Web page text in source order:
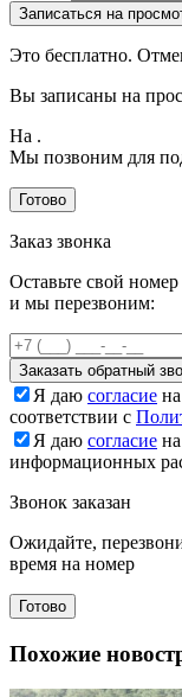
Записаться на
Это бесплатно.
Вы записаны на
На .
Мы позвоним для
Готово
Заказ звонка
Оставьте свой
и мы перезвоним:
Заказать обратный
Я даю согласие
соответствии с
Я даю согласие
информационных
Звонок заказан
Ожидайте,
время на номер
Готово
Похожие